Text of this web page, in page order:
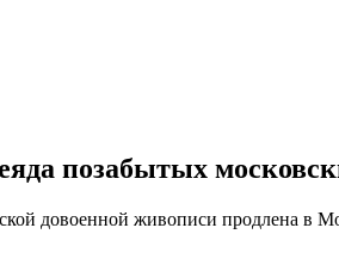
позабытых
довоенной живописи продлена в